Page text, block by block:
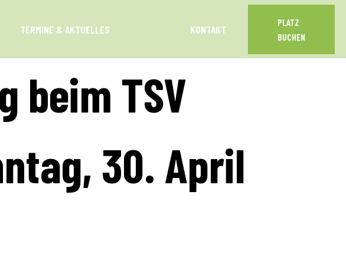
TERMINE & AKTUELLES KONTAKT
PLATZ
BUCHEN
beim TSV
30. April